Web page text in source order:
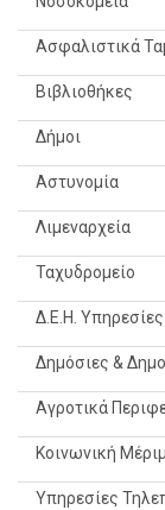
Ασφαλιστικά
Βιβλιοθήκες
Δήμοι
Αστυνομία
Λιμεναρχεία
Ταχυδρομείο
Δ.Ε.Η. Υπηρεσίες
Δημόσιες &
Αγροτικά
Κοινωνική
Υπηρεσίες